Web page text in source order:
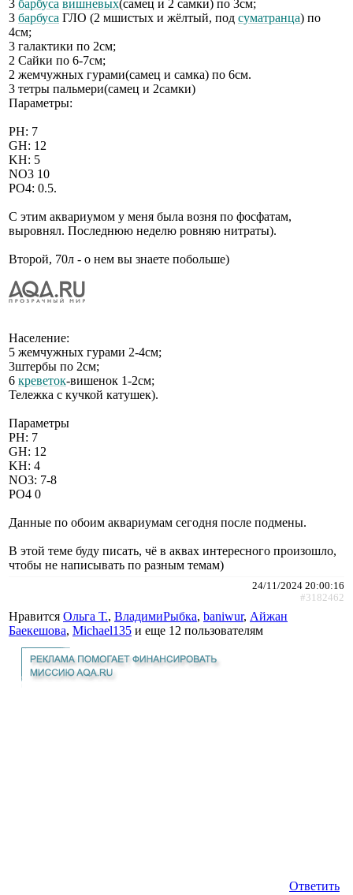
3 барбуса вишневых(самец и 2 самки) по 3см;
3 барбуса ГЛО (2 мшистых и жёлтый, под суматранца) по
4см;
3 галактики по 2см;
2 Сайки по 6-7см;
2 жемчужных гурами(самец и самка) по 6см.
3 тетры пальмери(самец и 2самки)
Параметры:
РН: 7
GH: 12
KH: 5
NO3 10
PO4: 0.5.
С этим аквариумом у меня была возня по фосфатам,
выровнял. Последнюю неделю ровняю нитраты).
Второй, 70л - о нем вы знаете побольше)
Население:
5 жемчужных гурами 2-4см;
3штербы по 2см;
6 креветок-вишенок 1-2см;
Тележка с кучкой катушек).
Параметры
PH: 7
GH: 12
KH: 4
NO3: 7-8
PO4 0
Данные по обоим аквариумам сегодня после подмены.
В этой теме буду писать, чё в аквах интересного произошло,
чтобы не написывать по разным темам)
24/11/2024 20:00:16
#3182462
Нравится Ольга Т., ВладимиРыбка, baniwur, Айжан
Баекешова, Michael135 и еще 12 пользователям
Ответить